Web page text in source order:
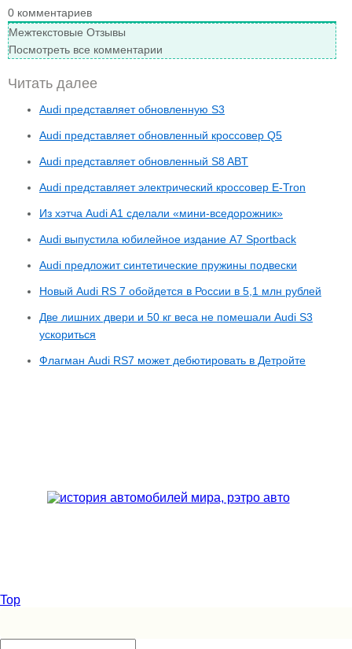
0 комментариев
Межтекстовые Отзывы
Посмотреть все комментарии
Читать далее
Audi представляет обновленную S3
Audi представляет обновленный кроссовер Q5
Audi представляет обновленный S8 ABT
Audi представляет электрический кроссовер E-Tron
Из хэтча Audi A1 сделали «мини-вседорожник»
Audi выпустила юбилейное издание A7 Sportback
Audi предложит синтетические пружины подвески
Новый Audi RS 7 обойдется в России в 5,1 млн рублей
Две лишних двери и 50 кг веса не помешали Audi S3
ускориться
Флагман Audi RS7 может дебютировать в Детройте
Top